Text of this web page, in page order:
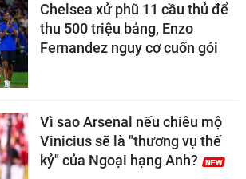
Chelsea xử phũ 11 cầu thủ để
thu 500 triệu bảng, Enzo
Fernandez nguy cơ cuốn gói
Vì sao Arsenal nếu chiêu mộ
Vinicius sẽ là "thương vụ thế
kỷ" của Ngoại hạng Anh?